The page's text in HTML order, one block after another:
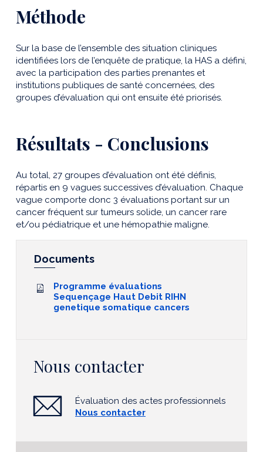
Méthode
Sur la base de l’ensemble des situation cliniques
identifiées lors de l’enquête de pratique, la HAS a défini,
avec la participation des parties prenantes et
institutions publiques de santé concernées, des
groupes d’évaluation qui ont ensuite été priorisés.
Résultats - Conclusions
Au total, 27 groupes d’évaluation ont été définis,
répartis en 9 vagues successives d’évaluation. Chaque
vague comporte donc 3 évaluations portant sur un
cancer fréquent sur tumeurs solide, un cancer rare
et/ou pédiatrique et une hémopathie maligne.
Documents
Programme évaluations
Sequençage Haut Debit RIHN
genetique somatique cancers
Nous contacter
Évaluation des actes professionnels
Nous contacter